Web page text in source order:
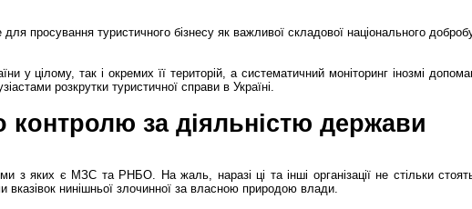
просування туристичного бізнесу як важливої складової національного
у цілому, так і окремих її територій, а систематичний моніторинг інозмі
розкрутки туристичної справи в Україні.
контролю за діяльністю держави
з яких є МЗС та РНБО. На жаль, наразі ці та інші організації не стільки
вказівок нинішньої злочинної за власною природою влади.